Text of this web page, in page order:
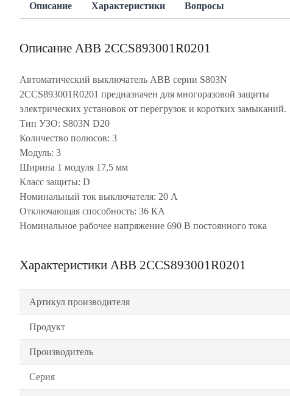
Описание Характеристики Вопросы
Описание ABB 2CCS893001R0201
Автоматический выключатель ABB серии S803N
2CCS893001R0201 предназначен для многоразовой защиты
электрических установок от перегрузок и коротких замыканий.
Тип УЗО: S803N D20
Количество полюсов: 3
Модуль: 3
Ширина 1 модуля 17,5 мм
Класс защиты: D
Номинальный ток выключателя: 20 А
Отключающая способность: 36 КА
Номинальное рабочее напряжение 690 В постоянного тока
Характеристики ABB 2CCS893001R0201
Артикул производителя
Продукт
Производитель
Серия